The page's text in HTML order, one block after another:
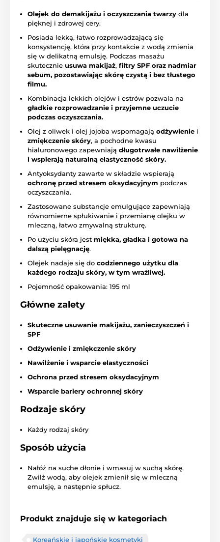
Olejek do demakijażu i oczyszczania twarzy dla
pięknej i zdrowej cery.
Posiada lekką, łatwo rozprowadzającą się
konsystencję, która przy kontakcie z wodą zmienia
się w delikatną emulsję. Podczas masażu
skutecznie usuwa makijaż, filtry SPF oraz nadmiar
sebum, pozostawiając skórę czystą i bez tłustego
filmu.
Kombinacja lekkich olejów i estrów pozwala na
gładkie rozprowadzanie i przyjemne uczucie
podczas oczyszczania.
Olej z oliwek i olej jojoba wspomagają odżywienie i
zmiękczenie skóry, a pochodne kwasu
hialuronowego zapewniają długotrwałe nawilżenie
i wspierają naturalną elastyczność skóry.
Antyoksydanty zawarte w składzie wspierają
ochronę przed stresem oksydacyjnym podczas
oczyszczania.
Zastosowane substancje emulgujące zapewniają
równomierne spłukiwanie i przemianę olejku w
mleczną, łatwo zmywalną strukturę.
Po użyciu skóra jest miękka, gładka i gotowa na
dalszą pielęgnację.
Olejek nadaje się do codziennego użytku dla
każdego rodzaju skóry, w tym wrażliwej.
Pojemność opakowania: 195 ml
Główne zalety
Skuteczne usuwanie makijażu, zanieczyszczeń i
SPF
Odżywienie i zmiękczenie skóry
Nawilżenie i wsparcie elastyczności
Ochrona przed stresem oksydacyjnym
Wsparcie bariery ochronnej skóry
Rodzaje skóry
Każdy rodzaj skóry
Sposób użycia
Nałóż na suche dłonie i wmasuj w suchą skórę.
Zwilż wodą, aby olejek zmienił się w mleczną
emulsję, a następnie spłucz.
Produkt znajduje się w kategoriach
Koreańskie i japońskie kosmetyki